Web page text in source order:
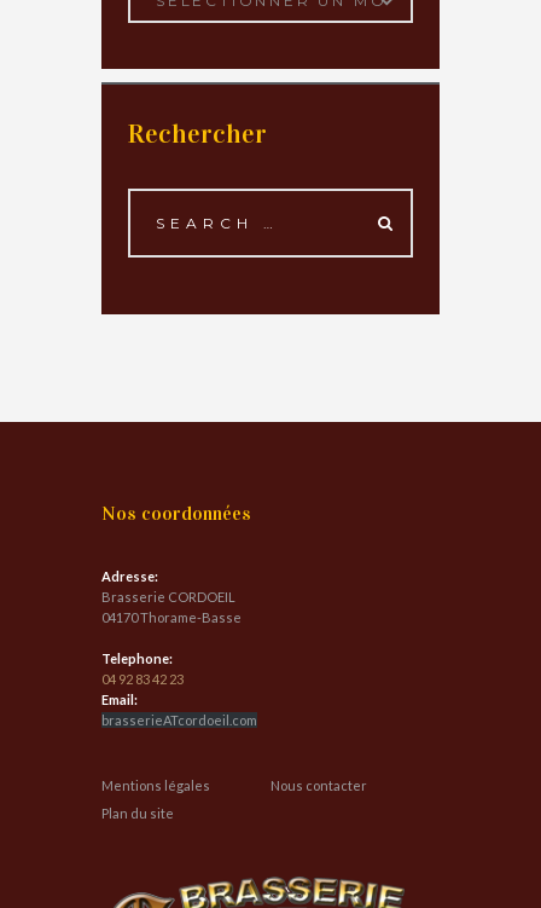
Rechercher
Nos coordonnées
Adresse:
Brasserie CORDOEIL
04170 Thorame-Basse
Telephone:
04 92 83 42 23
Email:
brasserieATcordoeil.com
Mentions légales
Nous contacter
Plan du site